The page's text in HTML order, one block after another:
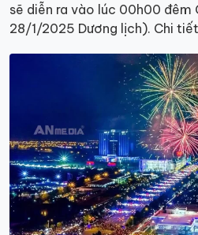
sẽ diễn ra vào lúc 00h00 đêm
28/1/2025 Dương lịch). Chi